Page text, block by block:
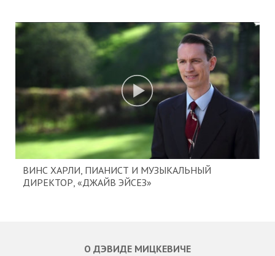
ВИНС ХАРЛИ, ПИАНИСТ И МУЗЫКАЛЬНЫЙ
ДИРЕКТОР, «ДЖАЙВ ЭЙСЕЗ»
О ДЭВИДЕ МИЦКЕВИЧЕ